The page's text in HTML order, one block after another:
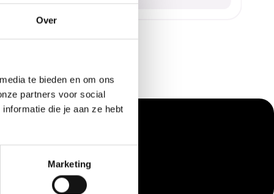
Over
te bieden en om ons
partners voor social
die je aan ze hebt
Marketing
Pad training